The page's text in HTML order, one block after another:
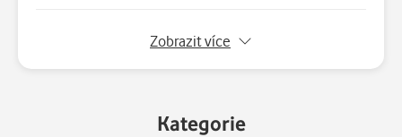
Gaza islámská, část první
Gaza islámská, část třetí
Zobrazit více
Kategorie